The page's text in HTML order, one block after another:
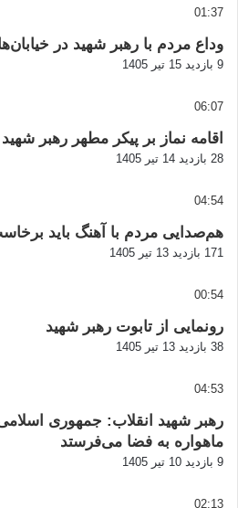
01:37
وداع مردم با رهبر شهید در
9 بازدید 15 تیر 1405
06:07
اقامه نماز بر پیکر مطهر رهبر
28 بازدید 14 تیر 1405
04:54
هم‌صدایی مردم با آهنگ باید
171 بازدید 13 تیر 1405
00:54
رونمایی از تابوت رهبر شهید
38 بازدید 13 تیر 1405
04:53
رهبر شهید انقلاب: جمهوری
ماهواره به فضا می‌فرستد
9 بازدید 10 تیر 1405
02:13